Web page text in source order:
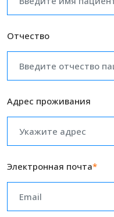
Отчество
Адрес проживания
Электронная почта*